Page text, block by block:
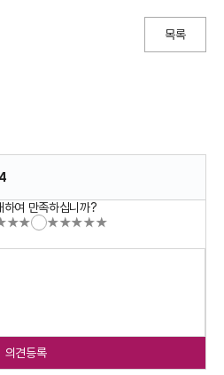
목록
하여 만족하십니까?
★★★★★
의견등록